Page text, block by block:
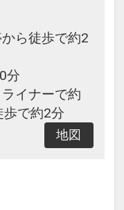
ら徒歩で約2
分
イナーで約
で約2分
地図